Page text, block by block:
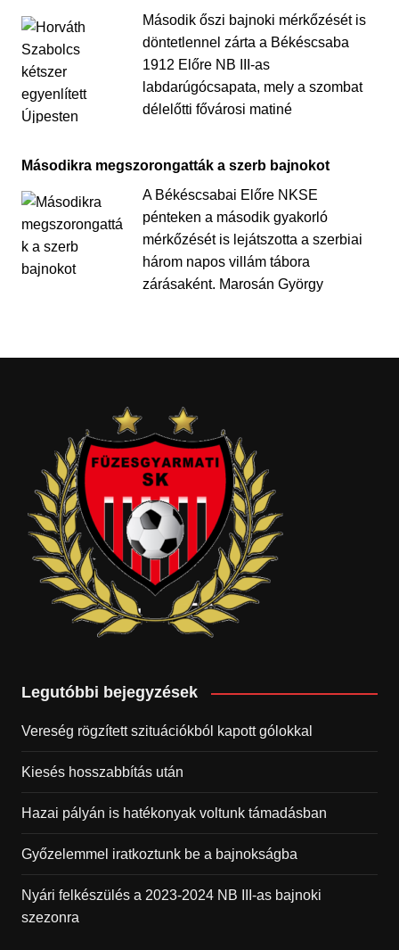
Második őszi bajnoki mérkőzését is
döntetlennel zárta a Békéscsaba
1912 Előre NB III-as
labdarúgócsapata, mely a szombat
délelőtti fővárosi matiné
Másodikra megszorongatták a szerb bajnokot
A Békéscsabai Előre NKSE
pénteken a második gyakorló
mérkőzését is lejátszotta a szerbiai
három napos villám tábora
zárásaként. Marosán György
Legutóbbi bejegyzések
Vereség rögzített szituációkból kapott gólokkal
Kiesés hosszabbítás után
Hazai pályán is hatékonyak voltunk támadásban
Győzelemmel iratkoztunk be a bajnokságba
Nyári felkészülés a 2023-2024 NB III-as bajnoki
szezonra